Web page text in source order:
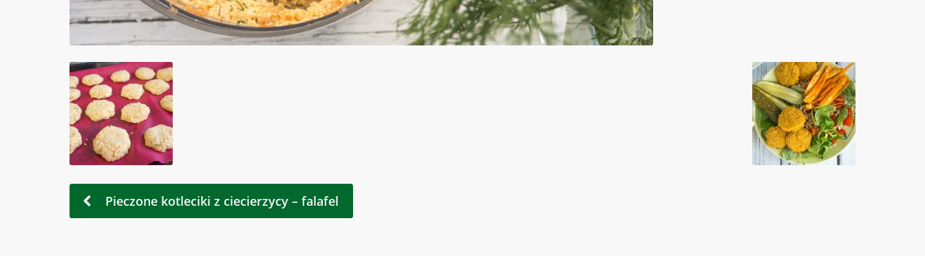
Pieczone kotleciki z ciecierzycy – falafel